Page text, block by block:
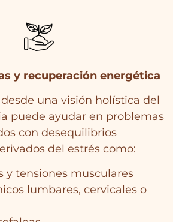
y recuperación energética
una visión holística del
puede ayudar en problemas
con desequilibrios
del estrés como:
y tensiones musculares
lumbares, cervicales o